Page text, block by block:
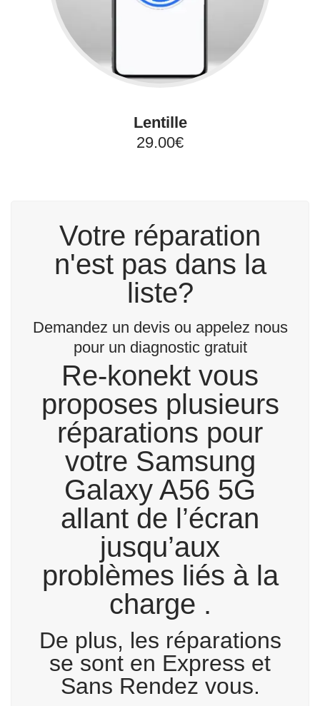
Lentille
29.00€
Votre réparation
n'est pas dans la
liste?
Demandez un devis ou appelez nous
pour un diagnostic gratuit
Re-konekt vous
proposes plusieurs
réparations pour
votre Samsung
Galaxy A56 5G
allant de l’écran
jusqu’aux
problèmes liés à la
charge .
De plus, les réparations
se sont en Express et
Sans Rendez vous.